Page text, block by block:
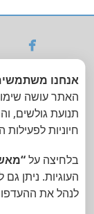

אנחנו
האתר עושה
תנועת גולשים,
חיוניות
בלחיצה על
העוגיות. ניתן
לנהל את